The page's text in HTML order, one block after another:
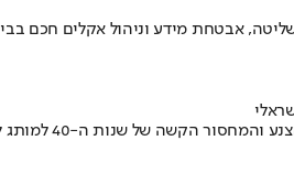
אבטחת מידע וניהול אקלים חכם